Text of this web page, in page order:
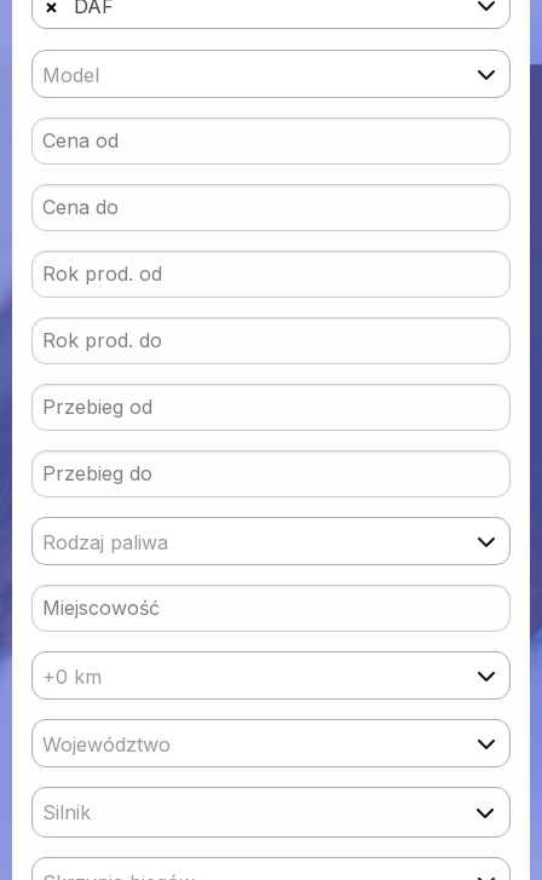
× DAF
Model
Rodzaj paliwa
+0 km
Województwo
Silnik